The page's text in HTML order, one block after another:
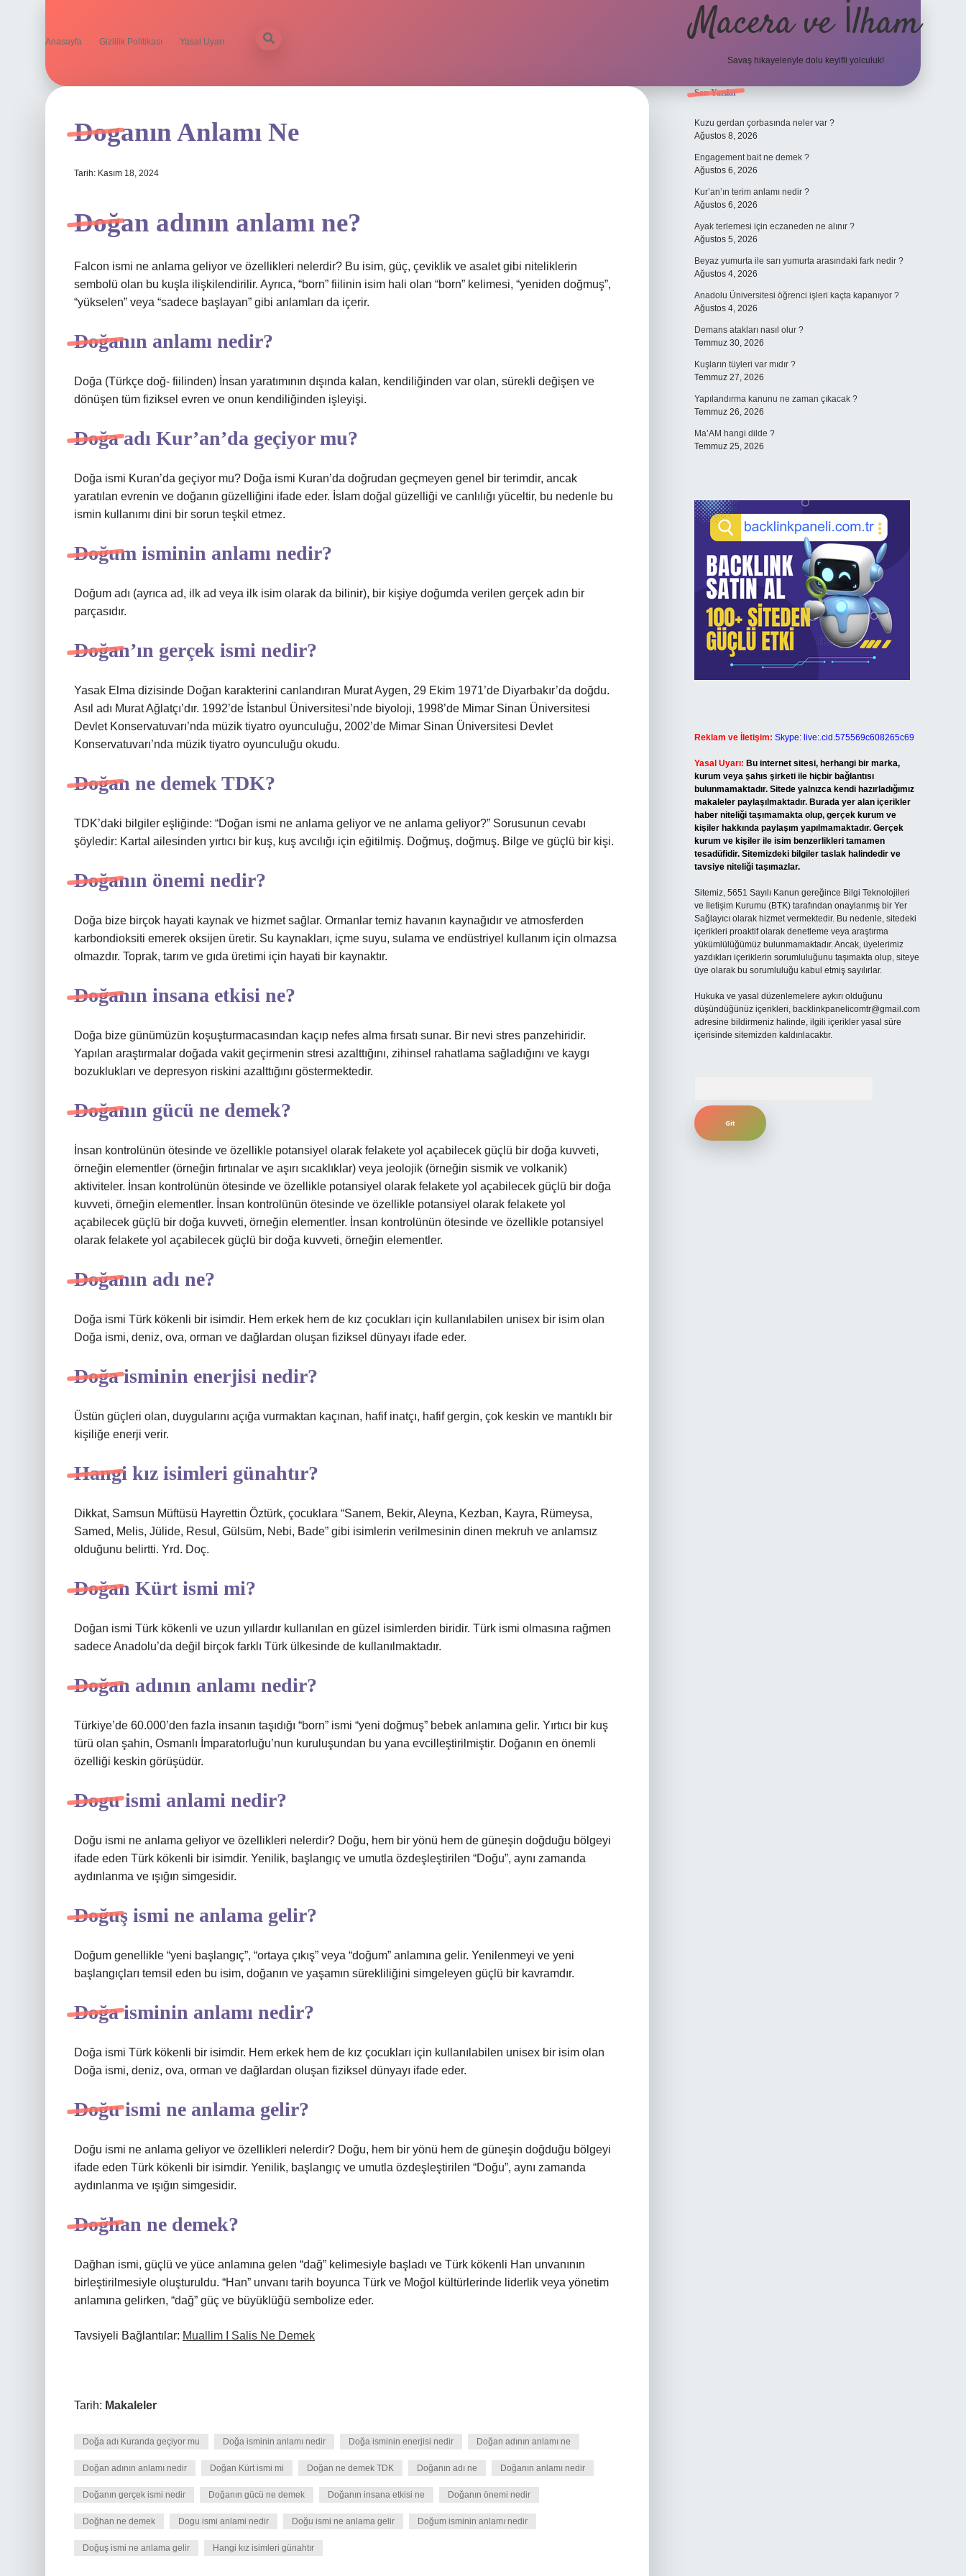
Anasayfa Gizlilik Politikası Yasal Uyarı Macera ve İlham
Savaş hikayeleriyle dolu keyifli yolculuk!
Doganın Anlamı Ne
Tarih: Kasım 18, 2024
Doğan adının anlamı ne?
Falcon ismi ne anlama geliyor ve özellikleri nelerdir? Bu isim, güç, çeviklik ve asalet gibi niteliklerin
sembolü olan bu kuşla ilişkilendirilir. Ayrıca, “born” fiilinin isim hali olan “born” kelimesi, “yeniden doğmuş”,
“yükselen” veya “sadece başlayan” gibi anlamları da içerir.
Doğanın anlamı nedir?
Doğa (Türkçe doğ- fiilinden) İnsan yaratımının dışında kalan, kendiliğinden var olan, sürekli değişen ve
dönüşen tüm fiziksel evren ve onun kendiliğinden işleyişi.
Doğa adı Kur’an’da geçiyor mu?
Doğa ismi Kuran’da geçiyor mu? Doğa ismi Kuran’da doğrudan geçmeyen genel bir terimdir, ancak
yaratılan evrenin ve doğanın güzelliğini ifade eder. İslam doğal güzelliği ve canlılığı yüceltir, bu nedenle bu
ismin kullanımı dini bir sorun teşkil etmez.
Doğum isminin anlamı nedir?
Doğum adı (ayrıca ad, ilk ad veya ilk isim olarak da bilinir), bir kişiye doğumda verilen gerçek adın bir
parçasıdır.
Doğan’ın gerçek ismi nedir?
Yasak Elma dizisinde Doğan karakterini canlandıran Murat Aygen, 29 Ekim 1971’de Diyarbakır’da doğdu.
Asıl adı Murat Ağlatçı’dır. 1992’de İstanbul Üniversitesi’nde biyoloji, 1998’de Mimar Sinan Üniversitesi
Devlet Konservatuvarı’nda müzik tiyatro oyunculuğu, 2002’de Mimar Sinan Üniversitesi Devlet
Konservatuvarı’nda müzik tiyatro oyunculuğu okudu.
Doğan ne demek TDK?
TDK’daki bilgiler eşliğinde: “Doğan ismi ne anlama geliyor ve ne anlama geliyor?” Sorusunun cevabı
şöyledir: Kartal ailesinden yırtıcı bir kuş, kuş avcılığı için eğitilmiş. Doğmuş, doğmuş. Bilge ve güçlü bir kişi.
Doğanın önemi nedir?
Doğa bize birçok hayati kaynak ve hizmet sağlar. Ormanlar temiz havanın kaynağıdır ve atmosferden
karbondioksiti emerek oksijen üretir. Su kaynakları, içme suyu, sulama ve endüstriyel kullanım için olmazsa
olmazdır. Toprak, tarım ve gıda üretimi için hayati bir kaynaktır.
Doğanın insana etkisi ne?
Doğa bize günümüzün koşuşturmacasından kaçıp nefes alma fırsatı sunar. Bir nevi stres panzehiridir.
Yapılan araştırmalar doğada vakit geçirmenin stresi azalttığını, zihinsel rahatlama sağladığını ve kaygı
bozuklukları ve depresyon riskini azalttığını göstermektedir.
Doğanın gücü ne demek?
İnsan kontrolünün ötesinde ve özellikle potansiyel olarak felakete yol açabilecek güçlü bir doğa kuvveti,
örneğin elementler (örneğin fırtınalar ve aşırı sıcaklıklar) veya jeolojik (örneğin sismik ve volkanik)
aktiviteler. İnsan kontrolünün ötesinde ve özellikle potansiyel olarak felakete yol açabilecek güçlü bir doğa
kuvveti, örneğin elementler. İnsan kontrolünün ötesinde ve özellikle potansiyel olarak felakete yol
açabilecek güçlü bir doğa kuvveti, örneğin elementler. İnsan kontrolünün ötesinde ve özellikle potansiyel
olarak felakete yol açabilecek güçlü bir doğa kuvveti, örneğin elementler.
Doğanın adı ne?
Doğa ismi Türk kökenli bir isimdir. Hem erkek hem de kız çocukları için kullanılabilen unisex bir isim olan
Doğa ismi, deniz, ova, orman ve dağlardan oluşan fiziksel dünyayı ifade eder.
Doğa isminin enerjisi nedir?
Üstün güçleri olan, duygularını açığa vurmaktan kaçınan, hafif inatçı, hafif gergin, çok keskin ve mantıklı bir
kişiliğe enerji verir.
Hangi kız isimleri günahtır?
Dikkat, Samsun Müftüsü Hayrettin Öztürk, çocuklara “Sanem, Bekir, Aleyna, Kezban, Kayra, Rümeysa,
Samed, Melis, Jülide, Resul, Gülsüm, Nebi, Bade” gibi isimlerin verilmesinin dinen mekruh ve anlamsız
olduğunu belirtti. Yrd. Doç.
Doğan Kürt ismi mi?
Doğan ismi Türk kökenli ve uzun yıllardır kullanılan en güzel isimlerden biridir. Türk ismi olmasına rağmen
sadece Anadolu’da değil birçok farklı Türk ülkesinde de kullanılmaktadır.
Doğan adının anlamı nedir?
Türkiye’de 60.000’den fazla insanın taşıdığı “born” ismi “yeni doğmuş” bebek anlamına gelir. Yırtıcı bir kuş
türü olan şahin, Osmanlı İmparatorluğu’nun kuruluşundan bu yana evcilleştirilmiştir. Doğanın en önemli
özelliği keskin görüşüdür.
Dogu ismi anlami nedir?
Doğu ismi ne anlama geliyor ve özellikleri nelerdir? Doğu, hem bir yönü hem de güneşin doğduğu bölgeyi
ifade eden Türk kökenli bir isimdir. Yenilik, başlangıç ​​ve umutla özdeşleştirilen “Doğu”, aynı zamanda
aydınlanma ve ışığın simgesidir.
Doğuş ismi ne anlama gelir?
Doğum genellikle “yeni başlangıç”, “ortaya çıkış” veya “doğum” anlamına gelir. Yenilenmeyi ve yeni
başlangıçları temsil eden bu isim, doğanın ve yaşamın sürekliliğini simgeleyen güçlü bir kavramdır.
Doğa isminin anlamı nedir?
Doğa ismi Türk kökenli bir isimdir. Hem erkek hem de kız çocukları için kullanılabilen unisex bir isim olan
Doğa ismi, deniz, ova, orman ve dağlardan oluşan fiziksel dünyayı ifade eder.
Doğu ismi ne anlama gelir?
Doğu ismi ne anlama geliyor ve özellikleri nelerdir? Doğu, hem bir yönü hem de güneşin doğduğu bölgeyi
ifade eden Türk kökenli bir isimdir. Yenilik, başlangıç ​​ve umutla özdeşleştirilen “Doğu”, aynı zamanda
aydınlanma ve ışığın simgesidir.
Doğhan ne demek?
Dağhan ismi, güçlü ve yüce anlamına gelen “dağ” kelimesiyle başladı ve Türk kökenli Han unvanının
birleştirilmesiyle oluşturuldu. “Han” unvanı tarih boyunca Türk ve Moğol kültürlerinde liderlik veya yönetim
anlamına gelirken, “dağ” güç ve büyüklüğü sembolize eder.
Tavsiyeli Bağlantılar: Muallim I Salis Ne Demek
Tarih: Makaleler
Doğa adı Kuranda geçiyor mu Doğa isminin anlamı nedir Doğa isminin enerjisi nedir Doğan adının anlamı ne
Doğan adının anlamı nedir Doğan Kürt ismi mi Doğan ne demek TDK Doğanın adı ne Doğanın anlamı nedir
Doğanın gerçek ismi nedir Doğanın gücü ne demek Doğanın insana etkisi ne Doğanın önemi nedir
Doğhan ne demek Dogu ismi anlami nedir Doğu ismi ne anlama gelir Doğum isminin anlamı nedir
Doğuş ismi ne anlama gelir Hangi kız isimleri günahtır
Sidebar
Son Yazılar
Kuzu gerdan çorbasında neler var ?
Ağustos 8, 2026
Engagement bait ne demek ?
Ağustos 6, 2026
Kur’an’ın terim anlamı nedir ?
Ağustos 6, 2026
Ayak terlemesi için eczaneden ne alınır ?
Ağustos 5, 2026
Beyaz yumurta ile sarı yumurta arasındaki fark nedir ?
Ağustos 4, 2026
Anadolu Üniversitesi öğrenci işleri kaçta kapanıyor ?
Ağustos 4, 2026
Demans atakları nasıl olur ?
Temmuz 30, 2026
Kuşların tüyleri var mıdır ?
Temmuz 27, 2026
Yapılandırma kanunu ne zaman çıkacak ?
Temmuz 26, 2026
Ma’AM hangi dilde ?
Temmuz 25, 2026
Reklam ve İletişim: Skype: live:.cid.575569c608265c69
Yasal Uyarı: Bu internet sitesi, herhangi bir marka,
kurum veya şahıs şirketi ile hiçbir bağlantısı
bulunmamaktadır. Sitede yalnızca kendi hazırladığımız
makaleler paylaşılmaktadır. Burada yer alan içerikler
haber niteliği taşımamakta olup, gerçek kurum ve
kişiler hakkında paylaşım yapılmamaktadır. Gerçek
kurum ve kişiler ile isim benzerlikleri tamamen
tesadüfidir. Sitemizdeki bilgiler taslak halindedir ve
tavsiye niteliği taşımazlar.
Sitemiz, 5651 Sayılı Kanun gereğince Bilgi Teknolojileri
ve İletişim Kurumu (BTK) tarafından onaylanmış bir Yer
Sağlayıcı olarak hizmet vermektedir. Bu nedenle, sitedeki
içerikleri proaktif olarak denetleme veya araştırma
yükümlülüğümüz bulunmamaktadır. Ancak, üyelerimiz
yazdıkları içeriklerin sorumluluğunu taşımakta olup, siteye
üye olarak bu sorumluluğu kabul etmiş sayılırlar.
Hukuka ve yasal düzenlemelere aykırı olduğunu
düşündüğünüz içerikleri, backlinkpanelicomtr@gmail.com
adresine bildirmeniz halinde, ilgili içerikler yasal süre
içerisinde sitemizden kaldırılacaktır.